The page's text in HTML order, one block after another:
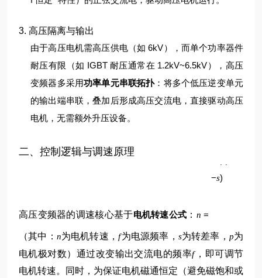
3. 高压隔离与输出
由于高压电机需高压供电（如 6kV），而单个功率器件
耐压有限（如 IGBT 耐压通常在 1.2kV~6.5kV），高压
变频器多采用功率单元串联拓扑：将多个低压逆变单元
的输出端串联，叠加后形成高压交流电，直接驱动高压
电机，无需额外升压设备。
二、控制逻辑与调速原理
高压变频器的调速核心基于电机转速公式 ： n =
−s)
（其中： n为电机转速， f为电源频率， s为转差率， p为
电机极对数） 通过改变输出交流电的频率f，即可调节
电机转速。同时，为保证电机磁通恒定（避免磁饱和或